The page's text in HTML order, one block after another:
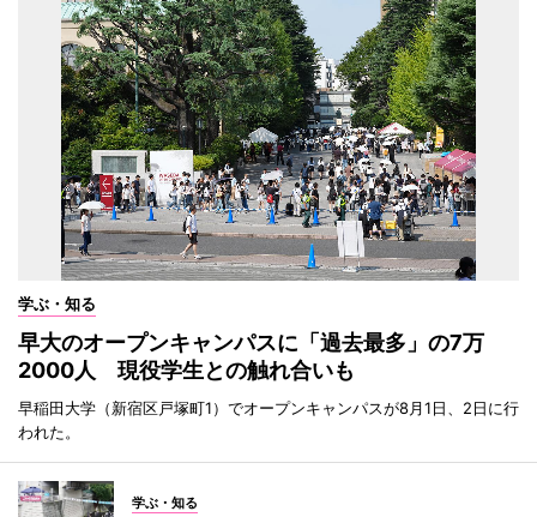
学ぶ・知る
早大のオープンキャンパスに「過去最多」の7万
2000人 現役学生との触れ合いも
早稲田大学（新宿区戸塚町1）でオープンキャンパスが8月1日、2日に行
われた。
学ぶ・知る